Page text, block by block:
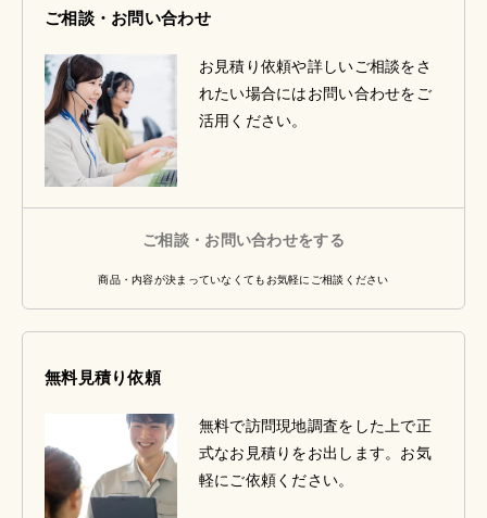
ご相談・お問い合わせ
お見積り依頼や詳しいご相談をさ
れたい場合にはお問い合わせをご
活用ください。
ご相談・お問い合わせをする
商品・内容が決まっていなくてもお気軽にご相談ください
無料見積り依頼
無料で訪問現地調査をした上で正
式なお見積りをお出します。お気
軽にご依頼ください。